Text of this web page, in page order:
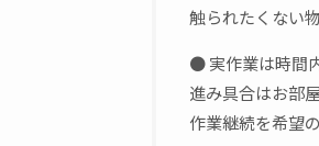
触られたくない
● 実作業は時間
進み具合はお部
作業継続を希望